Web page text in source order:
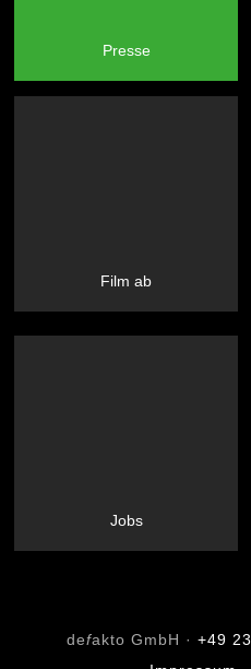
Presse
Film ab
Jobs
defakto GmbH · +49